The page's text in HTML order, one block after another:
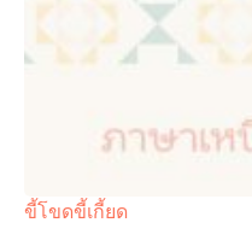
ขี้โขดขี้เกี้ยด